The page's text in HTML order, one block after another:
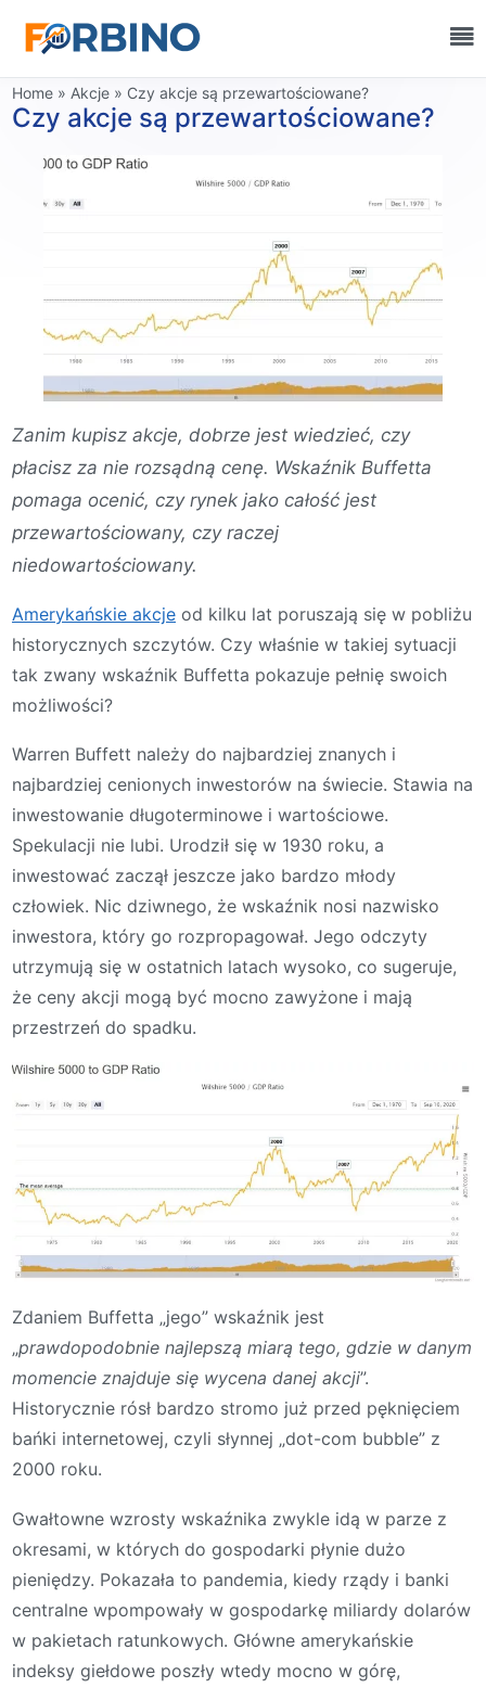
Home » Akcje » Czy akcje są przewartościowane?
Czy akcje są przewartościowane?
Zanim kupisz akcje, dobrze jest wiedzieć, czy
płacisz za nie rozsądną cenę. Wskaźnik Buffetta
pomaga ocenić, czy rynek jako całość jest
przewartościowany, czy raczej
niedowartościowany.
Amerykańskie akcje od kilku lat poruszają się w pobliżu
historycznych szczytów. Czy właśnie w takiej sytuacji
tak zwany wskaźnik Buffetta pokazuje pełnię swoich
możliwości?
Warren Buffett należy do najbardziej znanych i
najbardziej cenionych inwestorów na świecie. Stawia na
inwestowanie długoterminowe i wartościowe.
Spekulacji nie lubi. Urodził się w 1930 roku, a
inwestować zaczął jeszcze jako bardzo młody
człowiek. Nic dziwnego, że wskaźnik nosi nazwisko
inwestora, który go rozpropagował. Jego odczyty
utrzymują się w ostatnich latach wysoko, co sugeruje,
że ceny akcji mogą być mocno zawyżone i mają
przestrzeń do spadku.
Zdaniem Buffetta „jego” wskaźnik jest
„prawdopodobnie najlepszą miarą tego, gdzie w danym
momencie znajduje się wycena danej akcji”.
Historycznie rósł bardzo stromo już przed pęknięciem
bańki internetowej, czyli słynnej „dot-com bubble” z
2000 roku.
Gwałtowne wzrosty wskaźnika zwykle idą w parze z
okresami, w których do gospodarki płynie dużo
pieniędzy. Pokazała to pandemia, kiedy rządy i banki
centralne wpompowały w gospodarkę miliardy dolarów
w pakietach ratunkowych. Główne amerykańskie
indeksy giełdowe poszły wtedy mocno w górę,